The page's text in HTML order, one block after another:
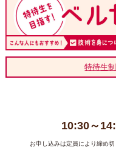
特待生
10:30～
お申し込みは定員により締め切